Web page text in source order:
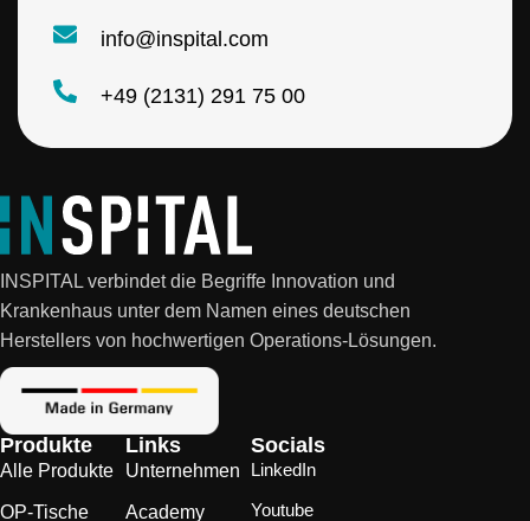
info@inspital.com
+49 (2131) 291 75 00
INSPITAL verbindet die Begriffe Innovation und
Krankenhaus unter dem Namen eines deutschen
Herstellers von hochwertigen Operations-Lösungen.
Produkte
Alle Produkte
OP-Tische
Links
Unternehmen
Academy
Socials
LinkedIn
Youtube